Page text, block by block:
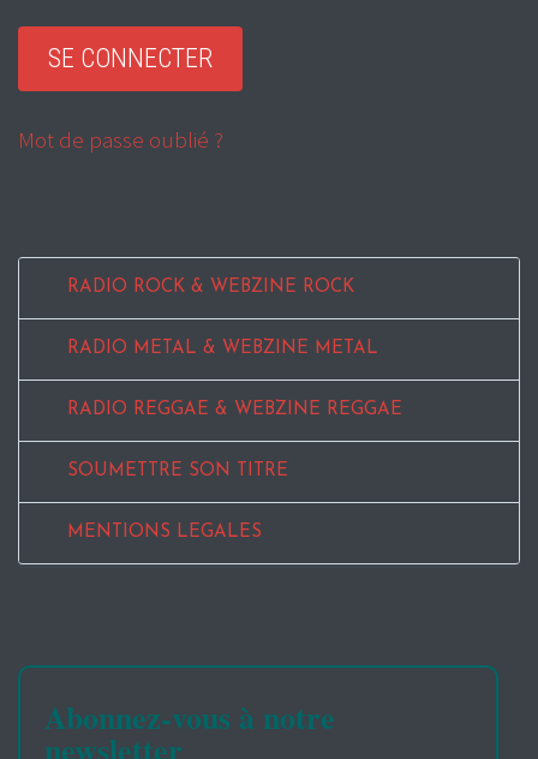
Mot de passe oublié ?
RADIO ROCK & WEBZINE ROCK
RADIO METAL & WEBZINE METAL
RADIO REGGAE & WEBZINE REGGAE
SOUMETTRE SON TITRE
MENTIONS LEGALES
Abonnez-vous à notre
newsletter